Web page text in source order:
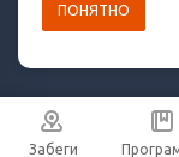
Уведомление
Забеги
ПОНЯТНО